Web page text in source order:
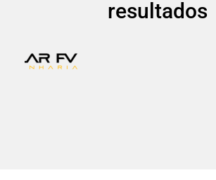
resultados